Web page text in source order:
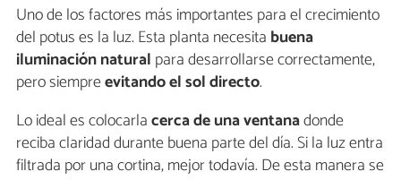
Uno de los factores más importantes para el crecimiento
del potus es la luz. Esta planta necesita buena
iluminación natural para desarrollarse correctamente,
pero siempreevitando el sol directo.
Lo ideal es colocarlacerca de una ventanadonde
reciba claridad durante buena parte del día. Si la luz entra
filtrada por una cortina, mejor todavía. De esta manera se